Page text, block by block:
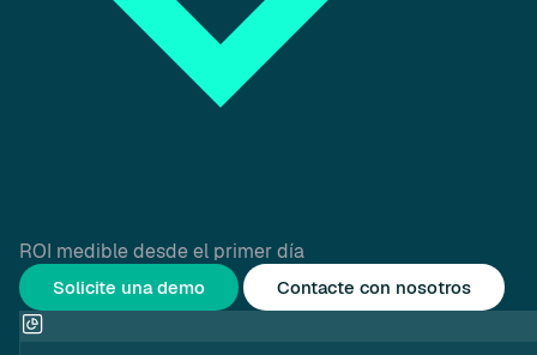
ROI medible desde el primer día
Solicite una demo Contacte con nosotros